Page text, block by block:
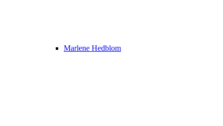
Marlene Hedblom